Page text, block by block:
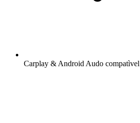
Carplay & Android Audo compatìvel